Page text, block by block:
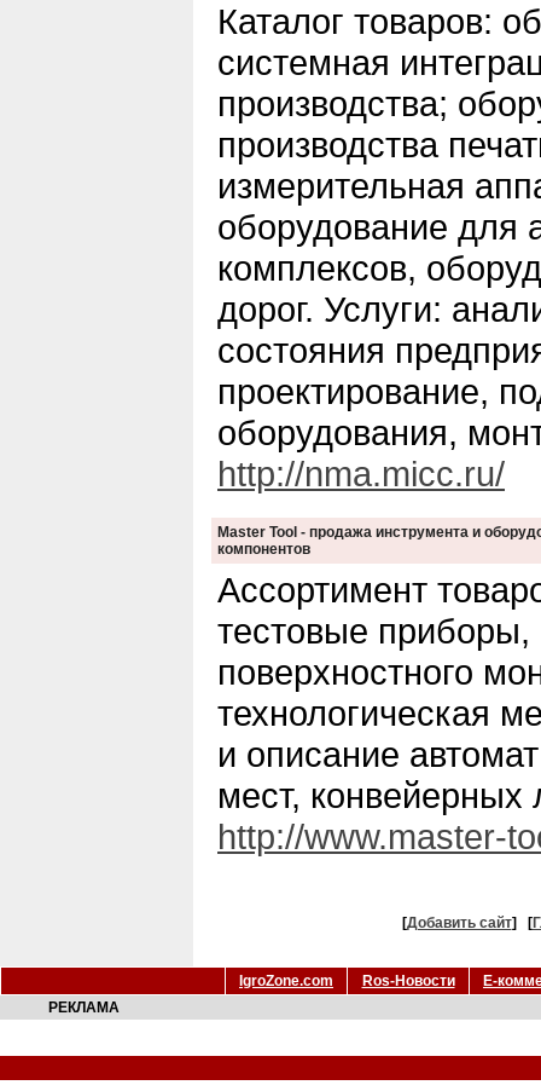
Каталог товаров:
системная
производства;
производства
измерительная
оборудование для
комплексов,
дорог. Услуги:
состояния
проектирование,
оборудования,
http://nma.micc.ru/
Master Tool - продажа инструмента и
компонентов
Ассортимент
тестовые
поверхностного
технологическая
и описание
мест, конвейерных
http://www.master-
[Добавить сайт] [
IgroZone.com Ros-Новости
Е-
РЕКЛАМА